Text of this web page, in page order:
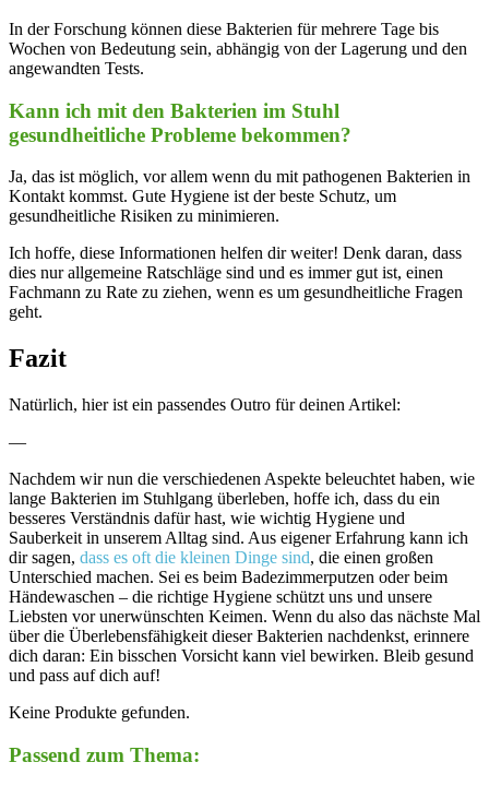
In der ⁢Forschung können‍ diese Bakterien für mehrere Tage bis
Wochen von ‍Bedeutung sein, abhängig von der Lagerung und den
angewandten Tests.
Kann ich mit den Bakterien‍ im Stuhl ​
gesundheitliche Probleme bekommen?
Ja, das ist möglich, vor​ allem wenn du‌ mit pathogenen Bakterien in
Kontakt⁣ kommst. Gute Hygiene⁣ ist der beste Schutz, ​um
gesundheitliche Risiken zu minimieren.
Ich hoffe, diese Informationen helfen dir weiter! Denk daran, dass
dies nur allgemeine Ratschläge sind und es immer‌ gut ist, einen
⁢Fachmann zu⁤ Rate zu ziehen, wenn es um gesundheitliche Fragen
geht.
Fazit
Natürlich, hier ist ein passendes Outro für deinen Artikel:
—
Nachdem wir nun‍ die ⁣verschiedenen Aspekte ‌beleuchtet haben, wie
lange Bakterien im Stuhlgang überleben,⁤ hoffe ich, dass du ein
besseres Verständnis dafür hast, wie wichtig Hygiene und
Sauberkeit in unserem Alltag sind. Aus eigener Erfahrung kann ich
dir‍ sagen, ⁤ dass es oft die kleinen Dinge sind, die einen großen
Unterschied machen. ⁢Sei‍ es beim Badezimmerputzen oder beim
Händewaschen – die richtige Hygiene schützt uns und unsere
Liebsten vor ​unerwünschten Keimen.⁢ Wenn du also⁣ das nächste Mal
über die ⁣Überlebensfähigkeit dieser ‌Bakterien nachdenkst, erinnere
dich daran: Ein bisschen Vorsicht kann viel bewirken. Bleib⁣ gesund
und pass auf dich auf!
Keine Produkte gefunden.
Passend zum Thema: